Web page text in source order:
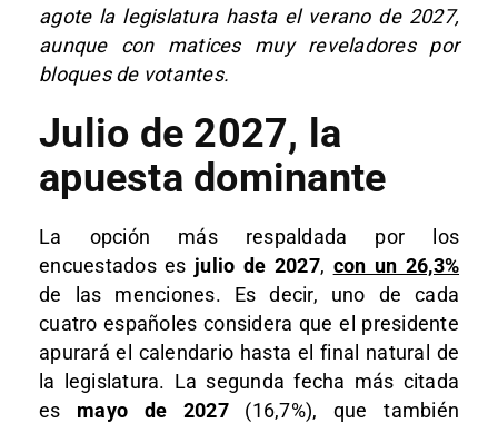
agote la legislatura hasta el verano de 2027,
aunque con matices muy reveladores por
bloques de votantes.
Julio de 2027, la
apuesta dominante
La opción más respaldada por los
encuestados es julio de 2027, con un 26,3%
de las menciones. Es decir, uno de cada
cuatro españoles considera que el presidente
apurará el calendario hasta el final natural de
la legislatura. La segunda fecha más citada
es mayo de 2027(16,7%), que también